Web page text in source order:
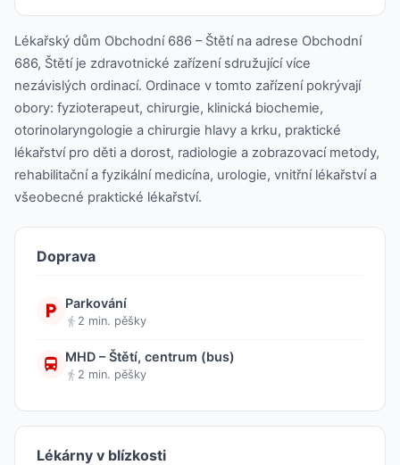
Lékařský dům Obchodní 686 – Štětí na adrese Obchodní
686, Štětí je zdravotnické zařízení sdružující více
nezávislých ordinací. Ordinace v tomto zařízení pokrývají
obory: fyzioterapeut, chirurgie, klinická biochemie,
otorinolaryngologie a chirurgie hlavy a krku, praktické
lékařství pro děti a dorost, radiologie a zobrazovací metody,
rehabilitační a fyzikální medicína, urologie, vnitřní lékařství a
všeobecné praktické lékařství.
Doprava
Parkování
2 min. pěšky
MHD – Štětí, centrum (bus)
2 min. pěšky
Lékárny v blízkosti